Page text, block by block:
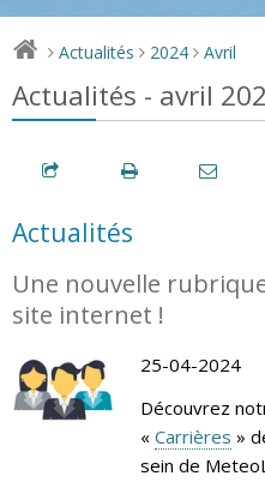
> Actualités > 2024 > Avril
Actualités - avril
Actualités
Une nouvelle
site internet !
25-04-2024
Découvrez
« Carrières »
sein de